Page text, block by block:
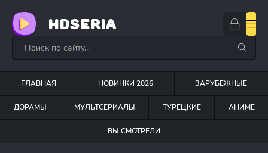
HDSERIA
ГЛАВНАЯ НОВИНКИ 2026 ЗАРУБЕЖНЫЕ
ДОРАМЫ МУЛЬТСЕРИАЛЫ ТУРЕЦКИЕ АНИМЕ
ВЫ СМОТРЕЛИ